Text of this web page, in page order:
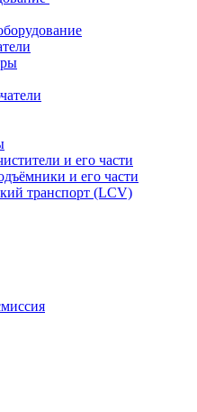
и его части
и его части
транспорт (LCV)